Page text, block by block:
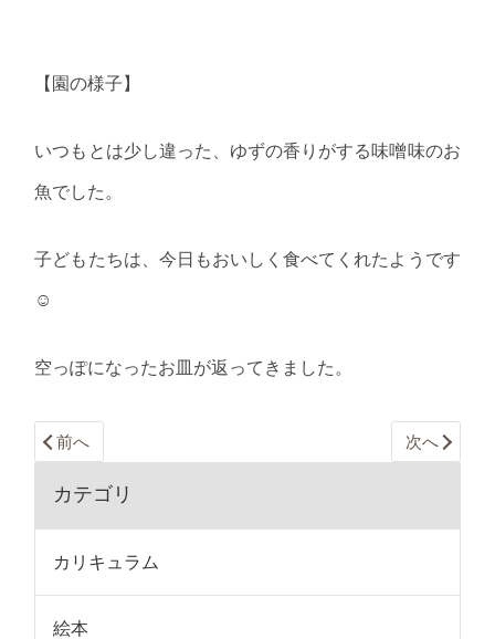
【園の様子】
いつもとは少し違った、ゆずの香りがする味噌味のお
魚でした。
子どもたちは、今日もおいしく食べてくれたようです
☺
空っぽになったお皿が返ってきました。
前へ 次へ
カテゴリ
カリキュラム
絵本